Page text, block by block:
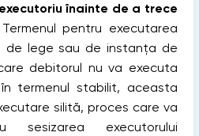
înainte de a trece
pentru executarea
de lege sau de instanța de
debitorul nu va executa
termenul stabilit, aceasta
silită, proces care va
executorului